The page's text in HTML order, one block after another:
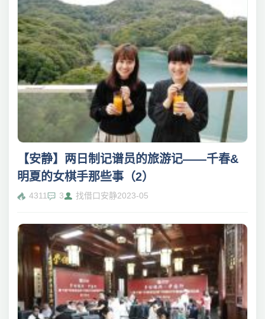
【安静】两日制记谱员的旅游记——千春&
明夏的女棋手那些事（2）
4311 3 找借口安静2023-05